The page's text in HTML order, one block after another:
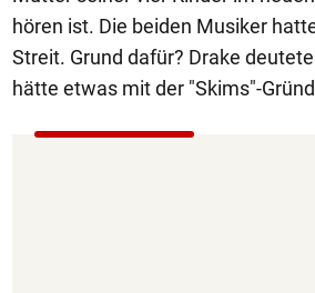
hören ist. Die beiden Musiker
Streit. Grund dafür? Drake
hätte etwas mit der "Skims"-